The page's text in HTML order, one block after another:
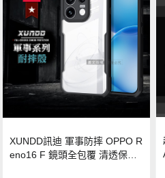
XUNDD訊迪 軍事防摔 OPPO R
eno16 F 鏡頭全包覆 清透保護